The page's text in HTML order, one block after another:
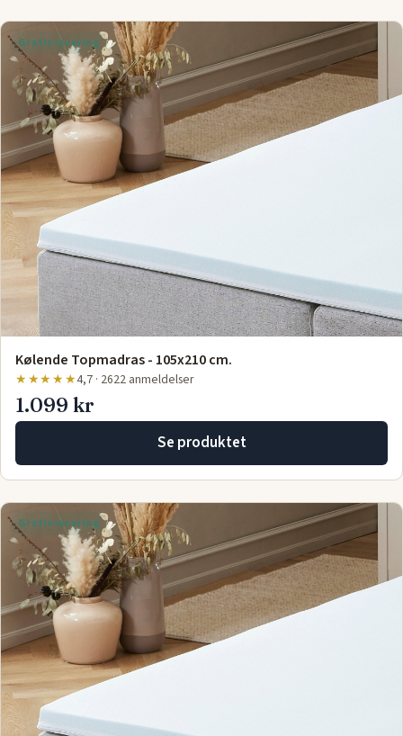
Gratis levering
Kølende Topmadras - 105x210 cm.
★★★★★4,7 · 2622 anmeldelser
1.099 kr
Se produktet
Gratis levering